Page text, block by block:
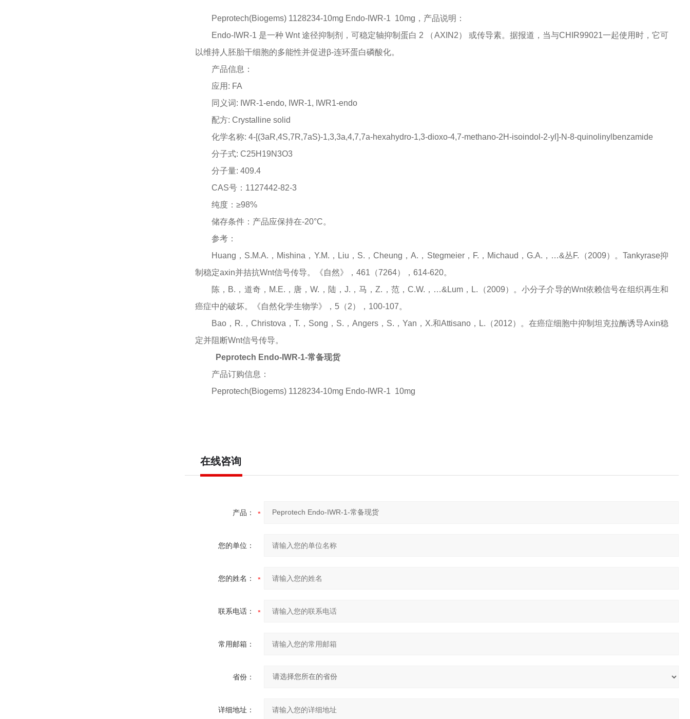
Peprotech(Biogems) 1128234-10mg Endo-IWR-1 10mg ， 产品说明 ：
Endo-IWR-1 是一种 Wnt 途径抑制剂，可稳定轴抑制蛋白 2 （AXIN2） 或传导素。据报道，当与CHIR99021一起使用时，它可
以维持人胚胎干细胞的多能性并促进β-连环蛋白磷酸化。
产品信息：
应用 : FA
同义词 : IWR-1-endo, IWR-1, IWR1-endo
配方: Crystalline solid
化学名称: 4-[(3aR,4S,7R,7aS)-1,3,3a,4,7,7a-hexahydro-1,3-dioxo-4,7-methano-2H-isoindol-2-yl]-N-8-quinolinylbenzamide
分子式: C25H19N3O3
分子量: 409.4
CAS号：1127442-82-3
纯度： ≥98%
储存条件：产品应保持在-20°C。
参考：
Huang，S.M.A.，Mishina，Y.M.，Liu，S.，Cheung，A.，Stegmeier，F.，Michaud，G.A.，…&丛F.（2009）。Tankyrase抑
制稳定axin并拮抗Wnt信号传导。《自然》，461（7264），614-620。
陈， B.，道奇，M.E.，唐，W.，陆，J.，马，Z.，范，C.W.，…&Lum，L.（2009）。小分子介导的Wnt依赖信号在组织再生和
癌症中的破坏。《自然化学生物学》，5（2），100-107。
Bao，R.，Christova，T.，Song，S.，Angers，S.，Yan，X.和Attisano，L.（2012）。在癌症细胞中抑制坦克拉酶诱导Axin稳
定并阻断Wnt信号传导。
Peprotech Endo-IWR-1-常备现货
产品订购信息：
Peprotech(Biogems) 1128234-10mg Endo-IWR-1 10mg
在线咨询
产品：
您的单位：
您的姓名：
联系电话：
常用邮箱：
省份：
详细地址：